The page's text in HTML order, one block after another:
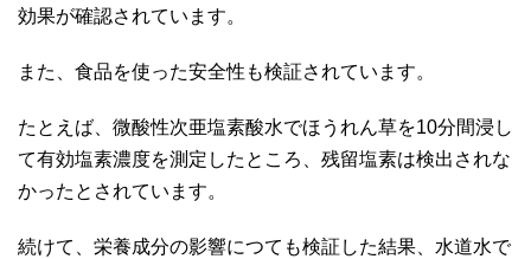
効果が確認されています。
また、食品を使った安全性も検証されています。
たとえば、微酸性次亜塩素酸水でほうれん草を10分間浸し
て有効塩素濃度を測定したところ、残留塩素は検出されな
かったとされています。
続けて、栄養成分の影響につても検証した結果、水道水で